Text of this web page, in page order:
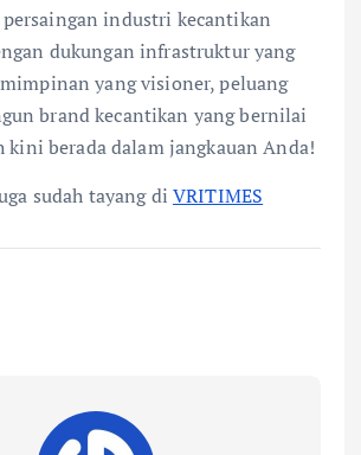
industri kecantikan
dukungan infrastruktur yang
yang visioner, peluang
brand kecantikan yang bernilai
berada dalam jangkauan Anda!
sudah tayang diVRITIMES